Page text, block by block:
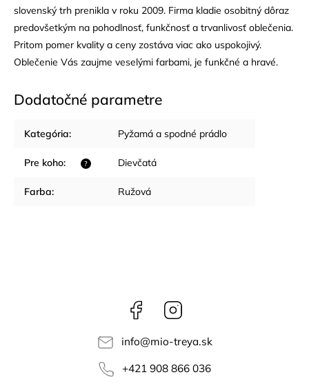
slovenský trh prenikla v roku 2009. Firma kladie osobitný dôraz
predovšetkým na pohodlnosť, funkčnosť a trvanlivosť oblečenia.
Pritom pomer kvality a ceny zostáva viac ako uspokojivý.
Oblečenie Vás zaujme veselými farbami, je funkčné a hravé.
Dodatočné parametre
Kategória: Pyžamá a spodné prádlo
?
Pre koho: Dievčatá
Farba: Ružová
Facebook
info@mio-treya.sk
+421 908 866 036